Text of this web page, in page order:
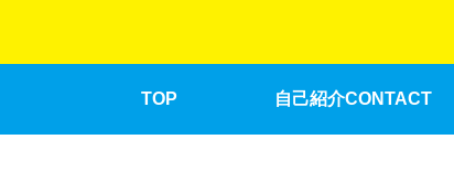
TOP 自己紹介CONTACT